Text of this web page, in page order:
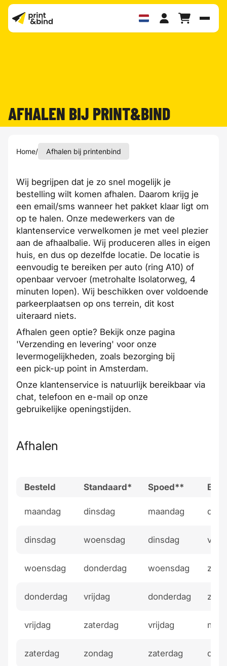
AFHALEN BIJ PRINT&BIND
Home/ Afhalen bij printenbind
Wij begrijpen dat je zo snel mogelijk je
bestelling wilt komen afhalen. Daarom krijg je
een email/sms wanneer het pakket klaar ligt om
op te halen. Onze medewerkers van de
klantenservice verwelkomen je met veel plezier
aan de afhaalbalie. Wij produceren alles in eigen
huis, en dus op dezelfde locatie. De locatie is
eenvoudig te bereiken per auto (ring A10) of
openbaar vervoer (metrohalte Isolatorweg, 4
minuten lopen). Wij beschikken over voldoende
parkeerplaatsen op ons terrein, dit kost
uiteraard niets.
Afhalen geen optie? Bekijk onze pagina
'Verzending en levering' voor onze
levermogelijkheden, zoals bezorging bij
een pick-up point in Amsterdam.
Onze klantenservice is natuurlijk bereikbaar via
chat, telefoon en e-mail op onze
gebruikelijke openingstijden.
Afhalen
Besteld Standaard* Spoed**
maandag dinsdag maandag
dinsdag woensdag dinsdag
woensdag donderdag woensdag
donderdag vrijdag donderdag
vrijdag zaterdag vrijdag
zaterdag zondag zaterdag